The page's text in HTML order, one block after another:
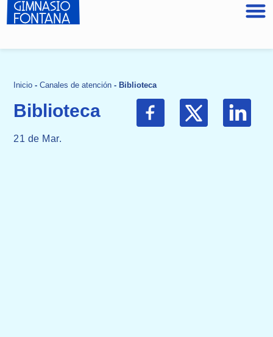
Inicio -Canales de atención - Biblioteca
Biblioteca
21 de Mar.